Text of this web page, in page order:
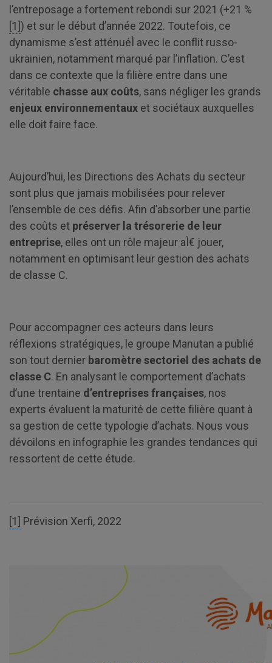
l’entreposage a fortement rebondi sur 2021 (+21 %
[1]) et sur le début d’année 2022. Toutefois, ce
dynamisme s’est atténuéÌ avec le conflit russo-
ukrainien, notamment marqué par l’inflation. C’est
dans ce contexte que la filière entre dans une
véritable chasse aux coûts, sans négliger les grands
enjeux environnementaux et sociétaux auxquelles
elle doit faire face.
Aujourd’hui, les Directions des Achats du secteur
sont plus que jamais mobilisées pour relever
l’ensemble de ces défis. Afin d’absorber une partie
des coûts et préserver la trésorerie de leur
entreprise, elles ont un rôle majeur aÌ€ jouer,
notamment en optimisant leur gestion des achats
de classe C.
Pour accompagner ces acteurs dans leurs
réflexions stratégiques, le groupe Manutan a publié
son tout dernier baromètre sectoriel des achats de
classe C. En analysant le comportement d’achats
d’une trentaine d’entreprises françaises, nos
experts évaluent la maturité de cette filière quant à
sa gestion de cette typologie d’achats. Nous vous
dévoilons en infographie les grandes tendances qui
ressortent de cette étude.
[1] Prévision Xerfi, 2022